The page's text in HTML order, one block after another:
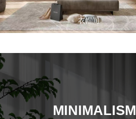
衣帽间
MINIMALISM